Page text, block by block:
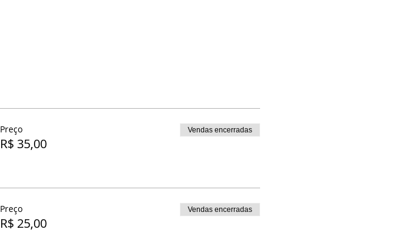
Preço
R$ 35,00
Vendas encerradas
Preço
R$ 25,00
Vendas encerradas